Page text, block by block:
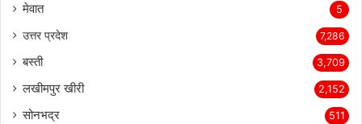
मेवात 5
उत्तर प्रदेश 7,286
बस्ती 3,709
लखीमपुर खीरी 2,152
सोनभद्र 511